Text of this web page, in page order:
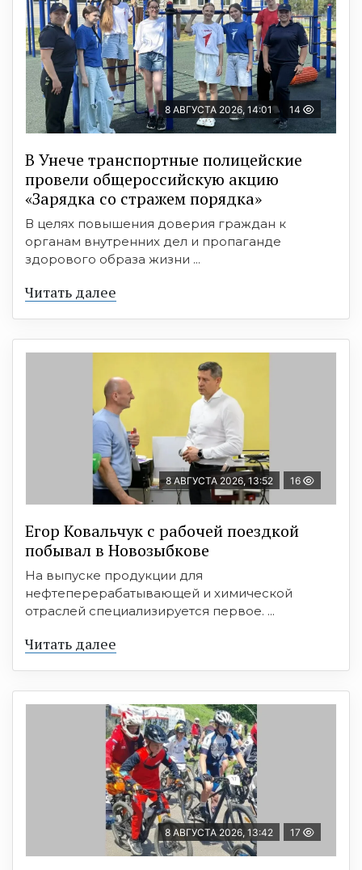
8 АВГУСТА 2026, 14:01 14
В Унече транспортные полицейские
провели общероссийскую акцию
«Зарядка со стражем порядка»
В целях повышения доверия граждан к
органам внутренних дел и пропаганде
здорового образа жизни ...
Читать далее
8 АВГУСТА 2026, 13:52 16
Егор Ковальчук с рабочей поездкой
побывал в Новозыбкове
На выпуске продукции для
нефтеперерабатывающей и химической
отраслей специализируется первое. ...
Читать далее
8 АВГУСТА 2026, 13:42 17